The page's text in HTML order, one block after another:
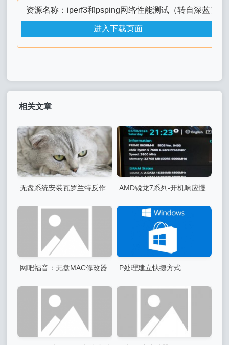
资源名称：iperf3和psping网络性能测试（转自深蓝）
进入下载页面
相关文章
无盘系统安装瓦罗兰特反作
AMD锐龙7系列-开机响应慢
网吧福音：无盘MAC修改器
P处理建立快捷方式